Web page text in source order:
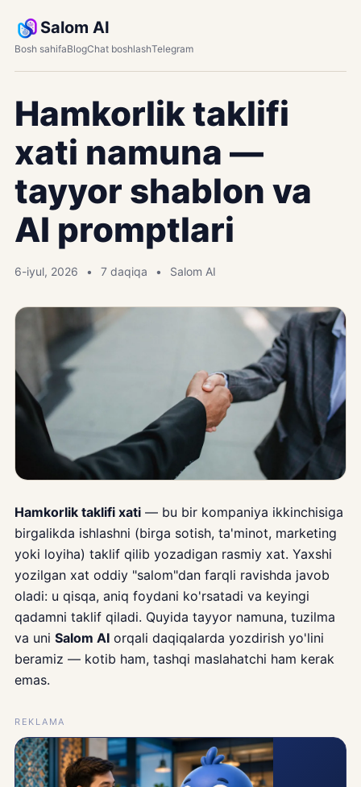
Salom AI
Bosh sahifaBlogChat boshlashTelegram
Hamkorlik taklifi
xati namuna —
tayyor shablon va
AI promptlari
6-iyul, 2026 7 daqiqa Salom AI
Hamkorlik taklifi xati — bu bir kompaniya ikkinchisiga
birgalikda ishlashni (birga sotish, ta'minot, marketing
yoki loyiha) taklif qilib yozadigan rasmiy xat. Yaxshi
yozilgan xat oddiy "salom"dan farqli ravishda javob
oladi: u qisqa, aniq foydani ko'rsatadi va keyingi
qadamni taklif qiladi. Quyida tayyor namuna, tuzilma
va uni Salom AI orqali daqiqalarda yozdirish yo'lini
beramiz — kotib ham, tashqi maslahatchi ham kerak
emas.
REKLAMA